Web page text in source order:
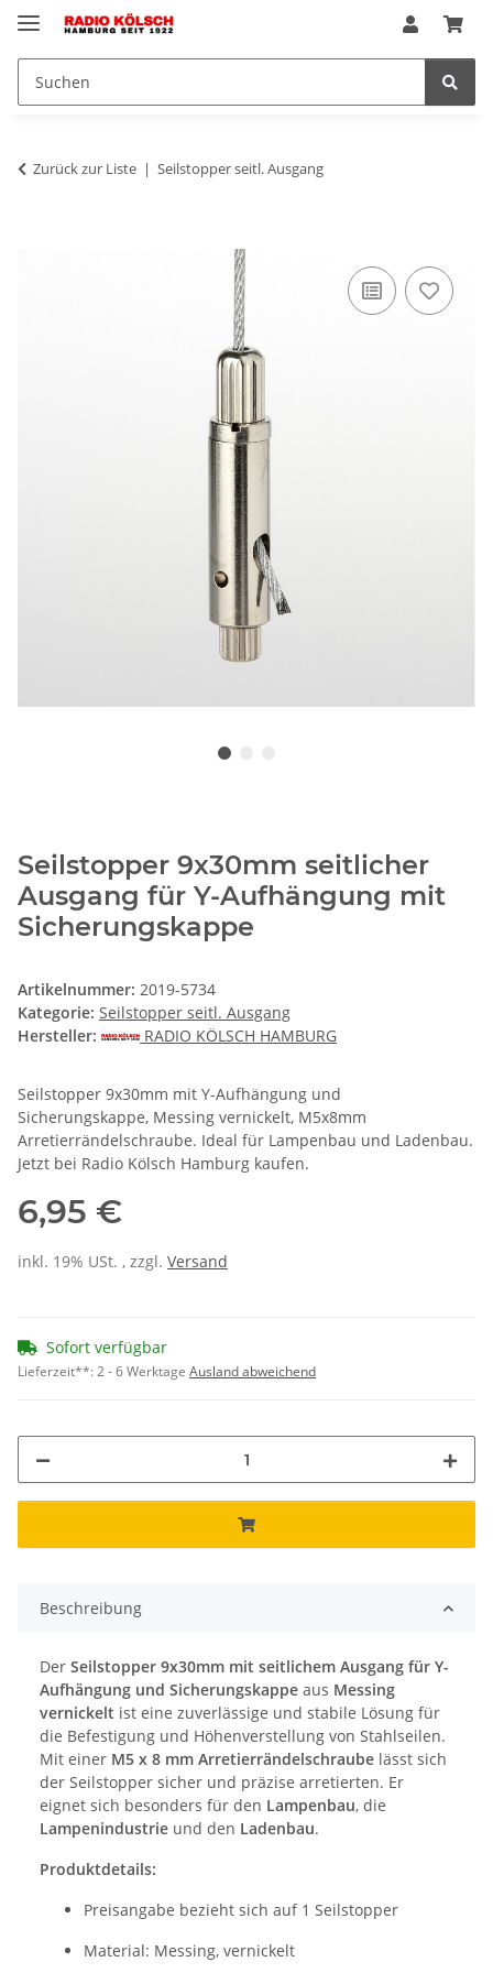
Zurück zur Liste Seilstopper seitl. Ausgang
Seilstopper 9x30mm seitlicher
Ausgang für Y-Aufhängung mit
Sicherungskappe
Artikelnummer: 2019-5734
Kategorie: Seilstopper seitl. Ausgang
Hersteller:
RADIO KÖLSCH HAMBURG
Seilstopper 9x30mm mit Y-Aufhängung und
Sicherungskappe, Messing vernickelt, M5x8mm
Arretierrändelschraube. Ideal für Lampenbau und Ladenbau.
Jetzt bei Radio Kölsch Hamburg kaufen.
6,95 €
inkl. 19% USt. , zzgl. Versand
Sofort verfügbar
Lieferzeit**:2 - 6 Werktage Ausland abweichend
Beschreibung
Der Seilstopper 9x30mm mit seitlichem Ausgang für Y-
Aufhängung und Sicherungskappe aus Messing
vernickelt ist eine zuverlässige und stabile Lösung für
die Befestigung und Höhenverstellung von Stahlseilen.
Mit einer M5 x 8 mm Arretierrändelschraube lässt sich
der Seilstopper sicher und präzise arretierten. Er
eignet sich besonders für den Lampenbau, die
Lampenindustrie und den Ladenbau.
Produktdetails:
Preisangabe bezieht sich auf 1 Seilstopper
Material: Messing, vernickelt